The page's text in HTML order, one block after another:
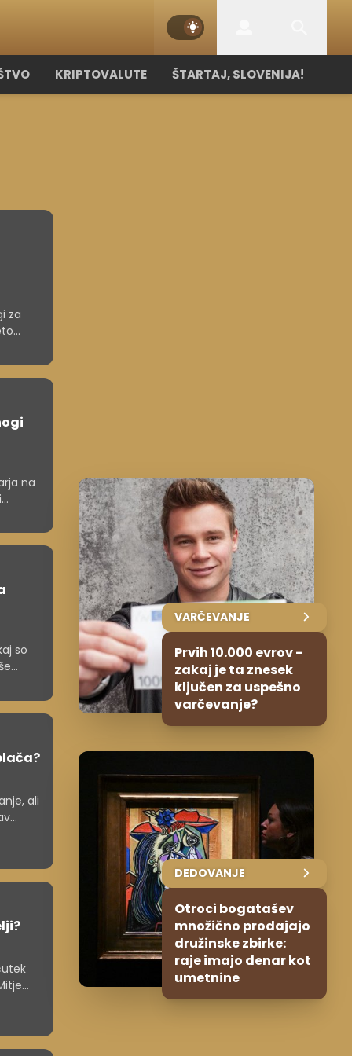
KRIPTOVALUTE ŠTARTAJ, SLOVENIJA!
za
na
so
ali
VARČEVANJE
Prvih 10.000 evrov -
zakaj je ta znesek
ključen za uspešno
varčevanje?
DEDOVANJE
Otroci bogatašev
množično prodajajo
družinske zbirke:
raje imajo denar kot
umetnine